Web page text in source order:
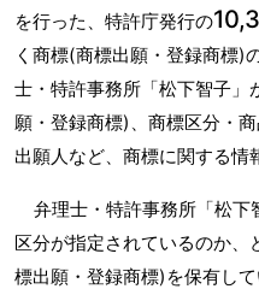
を行った、特許庁発行の
く商標(商標出願・登録商標)
士・特許事務所「松下智子」
願・登録商標)、商標区分・
出願人など、商標に関する情
弁理士・特許事務所「松
区分が指定されているのか
標出願・登録商標)を保有し